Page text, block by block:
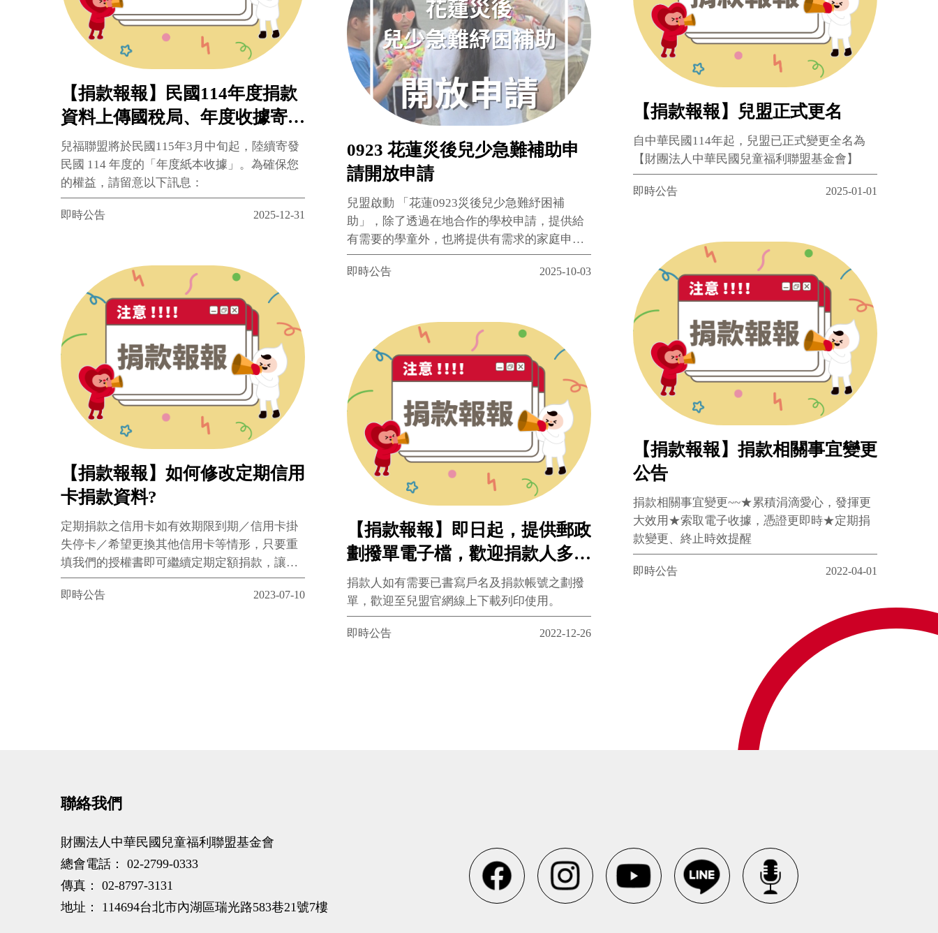
【捐款報報】民國114年度捐款
資料上傳國稅局、年度收據寄送
時程。
兒福聯盟將於民國115年3月中旬起，陸續寄發
民國 114 年度的「年度紙本收據」。為確保您
的權益，請留意以下訊息：
即時公告 2025-12-31
0923 花蓮災後兒少急難補助申
請開放申請
兒盟啟動 「花蓮0923災後兒少急難紓困補
助」，除了透過在地合作的學校申請，提供給
有需要的學童外，也將提供有需求的家庭申
請。
即時公告 2025-10-03
【捐款報報】兒盟正式更名
自中華民國114年起，兒盟已正式變更全名為
【財團法人中華民國兒童福利聯盟基金會】
即時公告 2025-01-01
【捐款報報】如何修改定期信用
卡捐款資料?
定期捐款之信用卡如有效期限到期／信用卡掛
失停卡／希望更換其他信用卡等情形，只要重
填我們的授權書即可繼續定期定額捐款，讓愛
心不中斷喔!
即時公告 2023-07-10
【捐款報報】即日起，提供郵政
劃撥單電子檔，歡迎捐款人多加
使用!
捐款人如有需要已書寫戶名及捐款帳號之劃撥
單，歡迎至兒盟官網線上下載列印使用。
即時公告 2022-12-26
【捐款報報】捐款相關事宜變更
公告
捐款相關事宜變更~~★累積涓滴愛心，發揮更
大效用★索取電子收據，憑證更即時★定期捐
款變更、終止時效提醒
即時公告 2022-04-01
聯絡我們
財團法人中華民國兒童福利聯盟基金會
總會電話：
02-2799-0333
傳真：
02-8797-3131
地址：
114694台北市內湖區瑞光路583巷21號7樓